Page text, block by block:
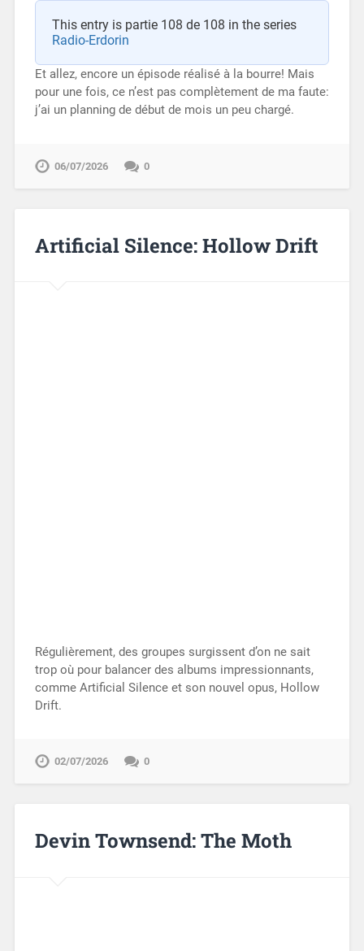
This entry is partie 108 de 108 in the series
Radio-Erdorin
Et allez, encore un épisode réalisé à la bourre! Mais
pour une fois, ce n’est pas complètement de ma faute:
j’ai un planning de début de mois un peu chargé.
06/07/2026 0
Artificial Silence: Hollow Drift
Régulièrement, des groupes surgissent d’on ne sait
trop où pour balancer des albums impressionnants,
comme Artificial Silence et son nouvel opus, Hollow
Drift.
02/07/2026 0
Devin Townsend: The Moth